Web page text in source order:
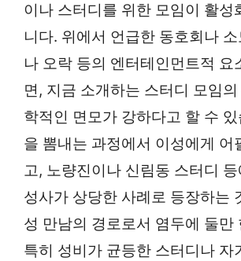
이나 스터디를 위한 모임이 활성
니다. 위에서 언급한 동호회나
나 오락 등의 엔터테인먼트적 요
면, 지금 소개하는 스터디 모임
학적인 면모가 강하다고 할 수
을 뽐내는 과정에서 이성에게 어
고, 노량진이나 신림동 스터디
성사가 상당한 사례로 등장하는
성 만남의 경로로서 염두에 둘만
특히 성비가 균등한 스터디나 자